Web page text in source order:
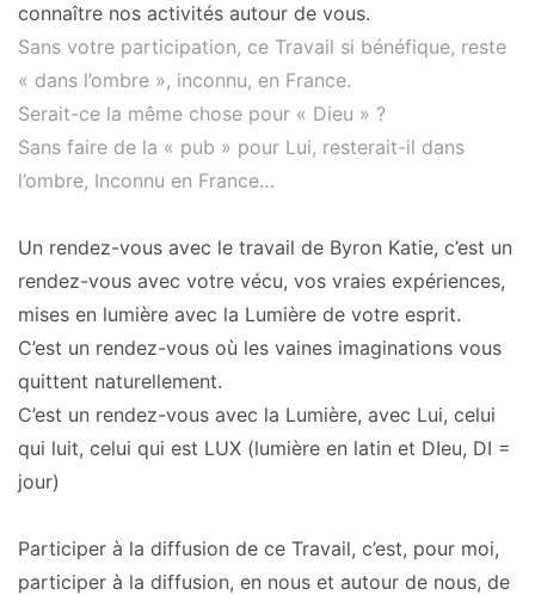
connaître nos activités autour de vous.
Sans votre participation, ce Travail si bénéfique, reste
« dans l’ombre », inconnu, en France.
Serait-ce la même chose pour « Dieu » ?
Sans faire de la « pub » pour Lui, resterait-il dans
l’ombre, Inconnu en France…
Un rendez-vous avec le travail de Byron Katie, c’est un
rendez-vous avec votre vécu, vos vraies expériences,
mises en lumière avec la Lumière de votre esprit.
C’est un rendez-vous où les vaines imaginations vous
quittent naturellement.
C’est un rendez-vous avec la Lumière, avec Lui, celui
qui luit, celui qui est LUX (lumière en latin et DIeu, DI =
jour)
Participer à la diffusion de ce Travail, c’est, pour moi,
participer à la diffusion, en nous et autour de nous, de